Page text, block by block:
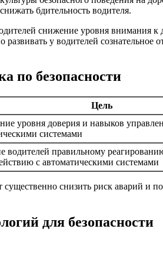
бдительность водителя.
снижение уровня внимания к
у водителей
по безопасности
Цель
уровня доверия и навыков
системами
водителей правильному
с автоматическими системами
снизить риск аварий и
для безопасности